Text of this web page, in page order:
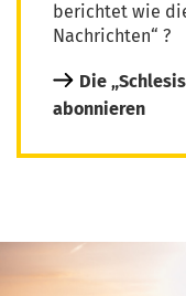
berichtet wie
Nachrichten“ ?
Die
abonnieren